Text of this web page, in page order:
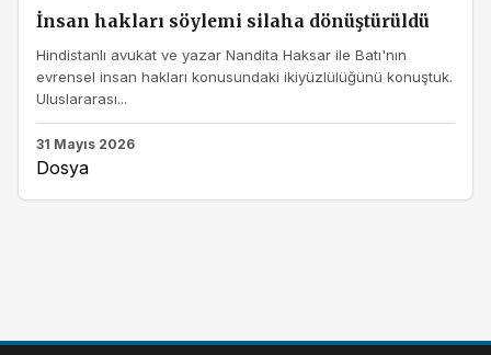
İnsan hakları söylemi silaha dönüştürüldü
Hindistanlı avukat ve yazar Nandita Haksar ile Batı'nın
evrensel insan hakları konusundaki ikiyüzlülüğünü konuştuk.
Uluslararası...
31 Mayıs 2026
Dosya